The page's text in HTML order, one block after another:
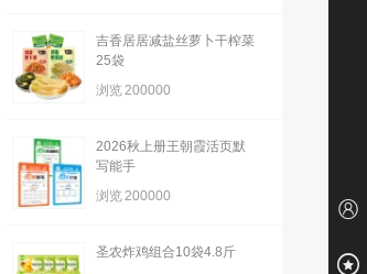
吉香居居减盐丝萝卜干榨菜
25袋
浏览200000
2026秋上册王朝霞活页默
写能手
浏览200000
圣农炸鸡组合10袋4.8斤